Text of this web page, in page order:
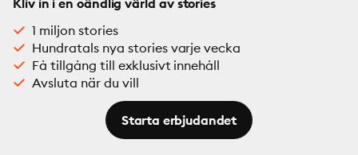
Kliv in i en oändlig värld av stories
1 miljon stories
Hundratals nya stories varje vecka
Få tillgång till exklusivt innehåll
Avsluta när du vill
Starta erbjudandet